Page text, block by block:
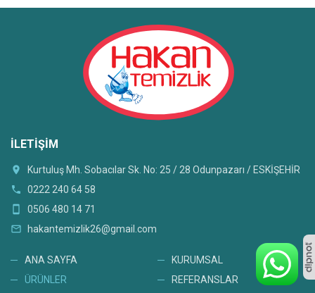
İLETIŞIM
location_on
Kurtuluş Mh. Sobacılar Sk. No: 25 / 28 Odunpazarı / ESKİŞEHİR
phone
0222 240 64 58
smartphone
0506 480 14 71
mail_outline
hakantemizlik26@gmail.com
ANA SAYFA
KURUMSAL
ÜRÜNLER
REFERANSLAR